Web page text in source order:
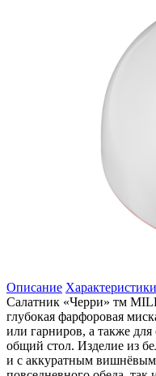
Описание Характеристики
Салатник «Черри» тм
глубокая фарфоровая
или гарниров, а также для
общий стол. Изделие из
и с аккуратным